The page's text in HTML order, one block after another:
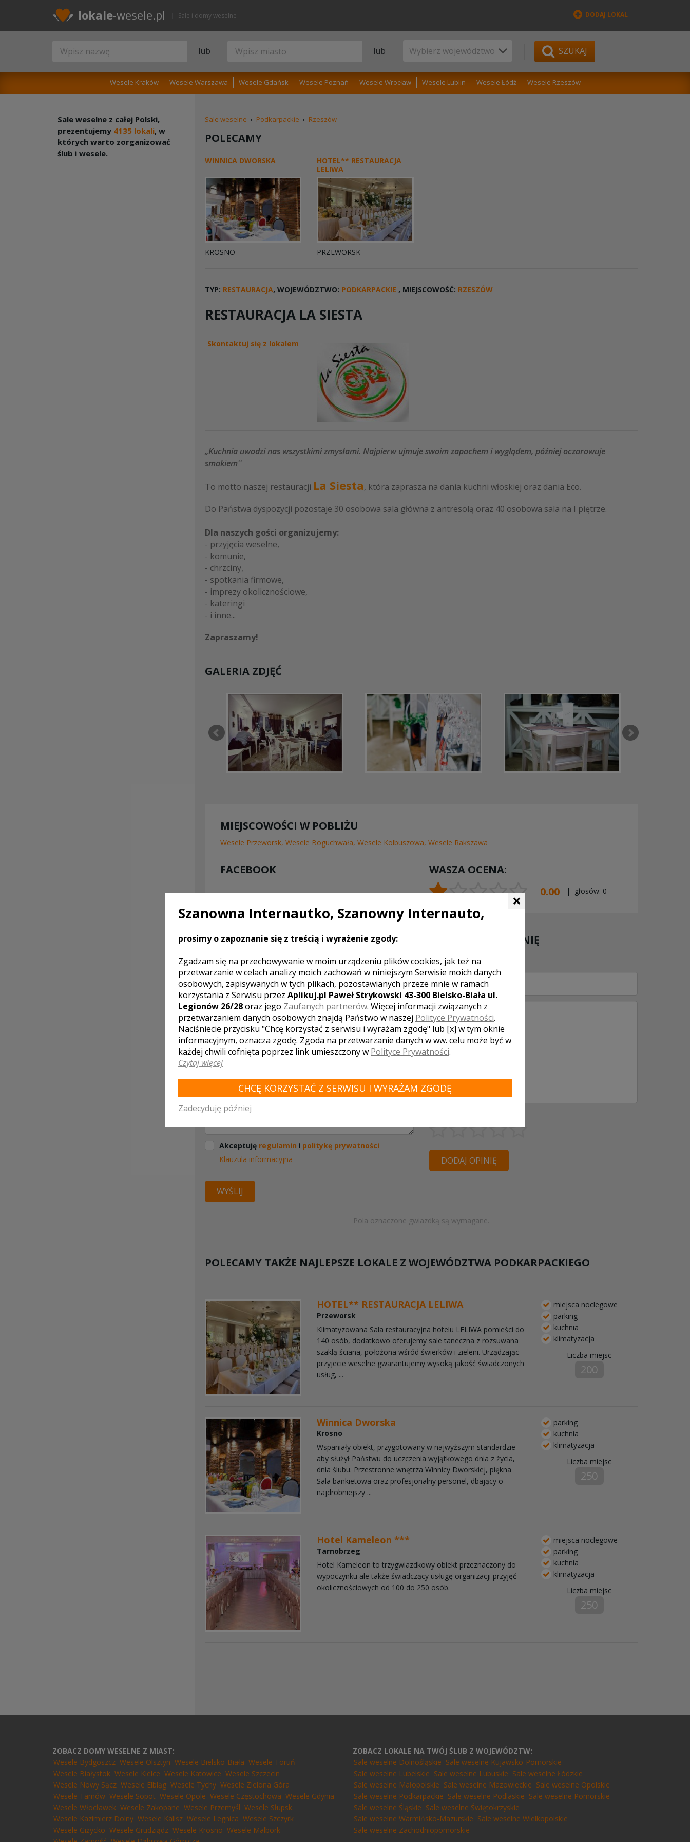
lokale-wesele.pl Sale i domy weselne DODAJ LOKAL
lub lub SZUKAJ
Wesele Kraków Wesele Warszawa Wesele Gdańsk Wesele Poznań Wesele Wrocław Wesele Lublin Wesele Łódź Wesele Rzeszów
Sale weselne › Podkarpackie › Rzeszów
POLECAMY
WINNICA DWORSKA
KROSNO
HOTEL** RESTAURACJA
LELIWA
PRZEWORSK
TYP: RESTAURACJA, WOJEWÓDZTWO: PODKARPACKIE , MIEJSCOWOŚĆ: RZESZÓW
RESTAURACJA LA SIESTA
Skontaktuj się z lokalem
„Kuchnia uwodzi nas wszystkimi zmysłami. Najpierw ujmuje swoim zapachem i wyglądem, później oczarowuje
smakiem''
To motto naszej restauracji La Siesta, która zaprasza na dania kuchni włoskiej oraz dania Eco.
Do Państwa dyspozycji pozostaje 30 osobowa sala główna z antresolą oraz 40 osobowa sala na I piętrze.
Dla naszych gości organizujemy:
- przyjęcia weselne,
- komunie,
- chrzciny,
- spotkania firmowe,
- imprezy okolicznościowe,
- kateringi
- i inne...
Zapraszamy!
GALERIA ZDJĘĆ
MIEJSCOWOŚCI W POBLIŻU
Wesele Przeworsk, Wesele Boguchwała, Wesele Kolbuszowa, Wesele Rakszawa
FACEBOOK
WASZA OCENA:
0.00
| głosów: 0
SKONTAKTUJ SIĘ Z LOKALEM,
Akceptuję regulamin i politykę prywatności
Klauzula informacyjna
WYŚLIJ
DODAJ SWOJĄ OPINIĘ
DODAJ OPINIĘ
Pola oznaczone gwiazdką są wymagane.
POLECAMY TAKŻE NAJLEPSZE LOKALE Z WOJEWÓDZTWA PODKARPACKIEGO
HOTEL** RESTAURACJA LELIWA
Przeworsk
Klimatyzowana Sala restauracyjna hotelu LELIWA pomieści do
140 osób, dodatkowo oferujemy sale taneczna z rozsuwana
szaklą ściana, położona wśród świerków i zieleni. Urządzając
przyjecie weselne gwarantujemy wysoką jakość świadczonych
usług, ...
miejsca noclegowe
parking
kuchnia
klimatyzacja
Liczba miejsc
200
Winnica Dworska
Krosno
Wspaniały obiekt, przygotowany w najwyższym standardzie
aby służył Państwu do uczczenia wyjątkowego dnia z życia,
dnia ślubu. Przestronne wnętrza Winnicy Dworskiej, piękna
Sala bankietowa oraz profesjonalny personel, dbający o
najdrobniejszy ...
parking
kuchnia
klimatyzacja
Liczba miejsc
250
Hotel Kameleon ***
Tarnobrzeg
Hotel Kameleon to trzygwiazdkowy obiekt przeznaczony do
wypoczynku ale także świadczący usługę organizacji przyjęć
okolicznościowych od 100 do 250 osób.
miejsca noclegowe
parking
kuchnia
klimatyzacja
Liczba miejsc
250
Sale weselne z całej Polski,
prezentujemy 4135 lokali, w
których warto zorganizować
ślub i wesele.
ZOBACZ DOMY WESELNE Z MIAST:
Wesele Bydgoszcz Wesele Olsztyn Wesele Bielsko-Biała Wesele Toruń
Wesele Białystok Wesele Kielce Wesele Katowice Wesele Szczecin
Wesele Nowy Sącz Wesele Elbląg Wesele Tychy Wesele Zielona Góra
Wesele Tarnów Wesele Sopot Wesele Opole Wesele Częstochowa Wesele Gdynia
Wesele Włocławek Wesele Zakopane Wesele Przemyśl Wesele Słupsk
Wesele Kazimierz Dolny Wesele Kalisz Wesele Legnica Wesele Szczyrk
Wesele Giżycko Wesele Grudziądz Wesele Krosno Wesele Malbork
ZOBACZ LOKALE NA TWÓJ ŚLUB Z WOJEWÓDZTW:
Sale weselne Dolnośląskie Sale weselne Kujawsko-Pomorskie
Sale weselne Lubelskie Sale weselne Lubuskie Sale weselne Łódzkie
Sale weselne Małopolskie Sale weselne Mazowieckie Sale weselne Opolskie
Sale weselne Podkarpackie Sale weselne Podlaskie Sale weselne Pomorskie
Sale weselne Śląskie Sale weselne Świętokrzyskie
Sale weselne Warmińsko-Mazurskie Sale weselne Wielkopolskie
Sale weselne Zachodniopomorskie
×
Szanowna Internautko, Szanowny Internauto,
prosimy o zapoznanie się z treścią i wyrażenie zgody:
Zgadzam się na przechowywanie w moim urządzeniu plików cookies, jak też na
przetwarzanie w celach analizy moich zachowań w niniejszym Serwisie moich danych
osobowych, zapisywanych w tych plikach, pozostawianych przeze mnie w ramach
korzystania z Serwisu przez Aplikuj.pl Paweł Strykowski 43-300 Bielsko-Biała ul.
Legionów 26/28oraz jego Zaufanych partnerów. Więcej informacji związanych z
przetwarzaniem danych osobowych znajdą Państwo w naszej Polityce Prywatności.
Naciśniecie przycisku "Chcę korzystać z serwisu i wyrażam zgodę" lub [x] w tym oknie
informacyjnym, oznacza zgodę. Zgoda na przetwarzanie danych w ww. celu może być w
każdej chwili cofnięta poprzez link umieszczony w Polityce Prywatności.
Czytaj więcej
CHCĘ KORZYSTAĆ Z SERWISU I WYRAŻAM ZGODĘ
Zadecyduję później